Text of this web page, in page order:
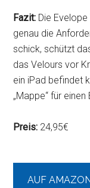
Fazit: Die
genau die
schick, schützt
das Velours vor
ein iPad befindet
„Mappe“ für
Preis: 24,95€
AUF